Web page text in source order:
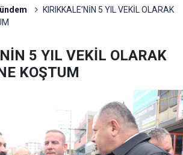
KIRIKKALE’NİN 5 YIL VEKİL OLARAK
5 YIL VEKİL OLARAK
KOŞTUM